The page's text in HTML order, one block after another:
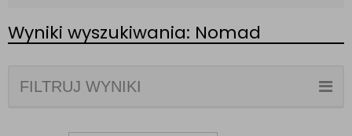
Wyniki wyszukiwania: Nomad
FILTRUJ WYNIKI